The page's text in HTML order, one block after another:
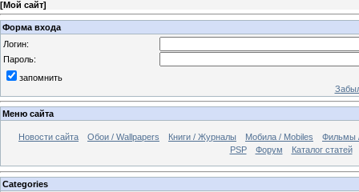
[Мой сайт]
Форма входа
Логин:
Пароль:
запомнить
Меню сайта
Новости сайта Обои / Wallpapers Книги / Журналы Мобила / Mobiles
Фильмы
PSP
Форум Каталог статей
Categories